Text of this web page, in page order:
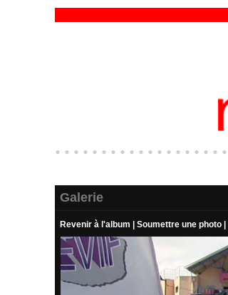
Galerie
Revenir à l'album Soumettre une photo